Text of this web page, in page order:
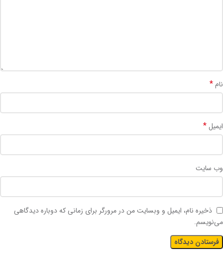
نام*
ایمیل*
وب‌ سایت
ذخیره نام، ایمیل و وبسایت من در مرورگر برای زمانی که دوباره دیدگاهی
می‌نویسم.